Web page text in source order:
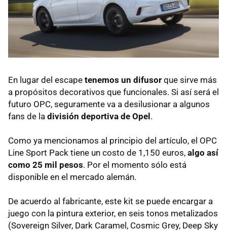
En lugar del escape tenemos un difusor que sirve más
a propósitos decorativos que funcionales. Si así será el
futuro OPC, seguramente va a desilusionar a algunos
fans de la división deportiva de Opel .
Como ya mencionamos al principio del artículo, el OPC
Line Sport Pack tiene un costo de 1,150 euros, algo así
como 25 mil pesos. Por el momento sólo está
disponible en el mercado alemán.
De acuerdo al fabricante, este kit se puede encargar a
juego con la pintura exterior, en seis tonos metalizados
(Sovereign Silver, Dark Caramel, Cosmic Grey, Deep Sky